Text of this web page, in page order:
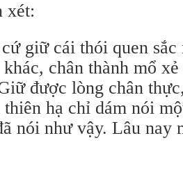
xét:
giữ cái thói quen sắc
chân thành mổ
được lòng chân
hạ chỉ dám nói
nói như vậy. Lâu nay